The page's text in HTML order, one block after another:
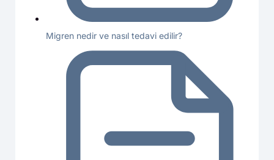
Migren nedir ve nasıl tedavi edilir?